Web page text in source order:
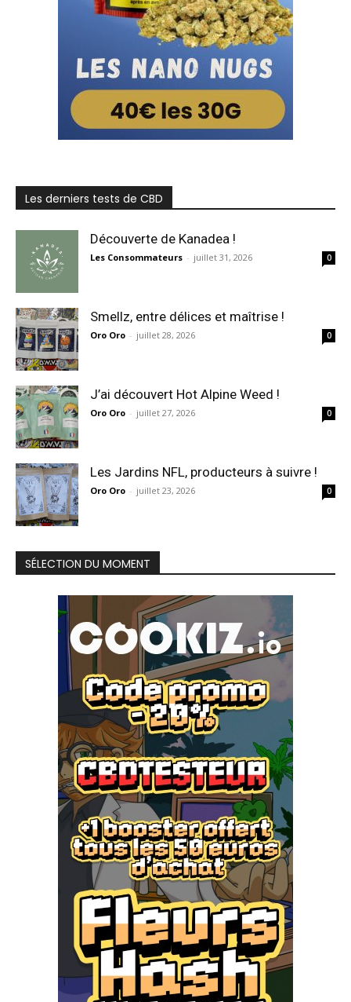
Les derniers tests de CBD
Découverte de Kanadea !
Les Consommateurs - juillet 31, 2026 0
Smellz, entre délices et maîtrise !
Oro Oro - juillet 28, 2026 0
J’ai découvert Hot Alpine Weed !
Oro Oro - juillet 27, 2026 0
Les Jardins NFL, producteurs à suivre !
Oro Oro - juillet 23, 2026 0
SÉLECTION DU MOMENT